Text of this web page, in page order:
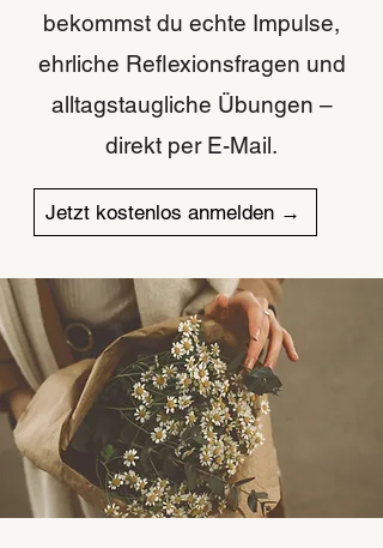
bekommst du echte Impulse,
ehrliche Reflexionsfragen und
alltagstaugliche Übungen –
direkt per E-Mail.
Jetzt kostenlos anmelden →